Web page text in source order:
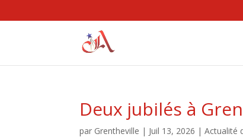
Deux jubilés à
par Grentheville | Juil 13, 2026 |Actualité